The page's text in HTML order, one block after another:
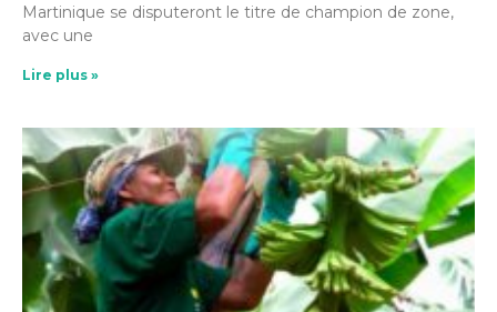
Martinique se disputeront le titre de champion de zone,
avec une
Lire plus »